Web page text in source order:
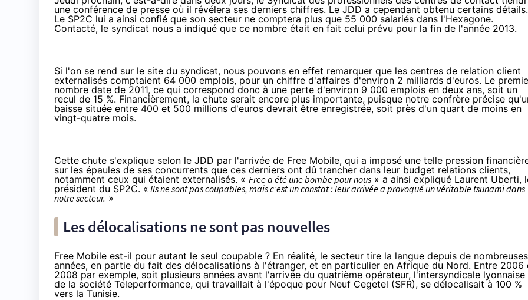
une conférence de presse où il révélera ses derniers chiffres. Le JDD a cependant obtenu certains détails.
Le SP2C lui a ainsi confié que son secteur ne comptera plus que 55 000 salariés dans l'Hexagone.
Contacté, le syndicat nous a indiqué que ce nombre était en fait celui prévu pour la fin de l'année 2013.
Si l'on se rend sur le site du syndicat, nous pouvons en effet remarquer que les centres de relation client
externalisés comptaient 64 000 emplois, pour un chiffre d'affaires d'environ 2 milliards d'euros. Le
nombre date de 2011, ce qui correspond donc à une perte d'environ 9 000 emplois en deux ans, soit un
recul de 15 %. Financièrement, la chute serait encore plus importante, puisque notre confrère précise
baisse située entre 400 et 500 millions d'euros devrait être enregistrée, soit près d'un quart de moins en
vingt-quatre mois.
Cette chute s'explique selon le JDD par l'arrivée de Free Mobile, qui a imposé une telle pression
sur les épaules de ses concurrents que ces derniers ont dû trancher dans leur budget relations clients,
notamment ceux qui étaient externalisés. « Free a été une bombe pour nous » a ainsi expliqué Laurent Uberti,
président du SP2C. « Ils ne sont pas coupables, mais c’est un constat : leur arrivée a provoqué un véritable tsunami dans
notre secteur. »
Les délocalisations ne sont pas nouvelles
Free Mobile est-il pour autant le seul coupable ? En réalité, le secteur tire la langue depuis de nombreuses
années, en partie du fait des délocalisations à l'étranger, et en particulier en Afrique du Nord. Entre 2006
2008 par exemple, soit plusieurs années avant l'arrivée du quatrième opérateur, l'intersyndicale lyonnaise
de la société Teleperformance, qui travaillait à l'époque pour Neuf Cegetel (SFR), se délocalisait à 100 %
vers la Tunisie.